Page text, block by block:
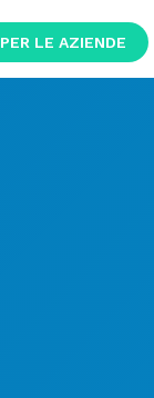
PER LE AZIENDE